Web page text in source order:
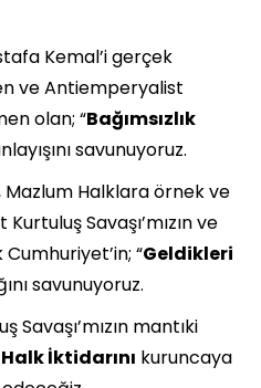
Kemal’i gerçek
ve Antiemperyalist
olan; “Bağımsızlık
savunuyoruz.
Halklara örnek ve
Savaşı’mızın ve
“Geldikleri
savunuyoruz.
mantıki
İktidarını kuruncaya